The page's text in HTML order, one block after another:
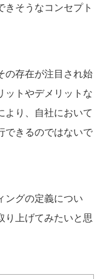
そうなコンセプト
の存在が注目され始
ットやデメリットな
より、自社において
できるのではないで
ングの定義につい
り上げてみたいと思